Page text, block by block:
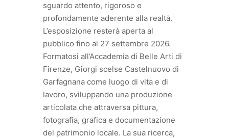
sguardo attento, rigoroso e
profondamente aderente alla realtà.
L’esposizione resterà aperta al
pubblico fino al 27 settembre 2026.
Formatosi all’Accademia di Belle Arti di
Firenze, Giorgi scelse Castelnuovo di
Garfagnana come luogo di vita e di
lavoro, sviluppando una produzione
articolata che attraversa pittura,
fotografia, grafica e documentazione
del patrimonio locale. La sua ricerca,